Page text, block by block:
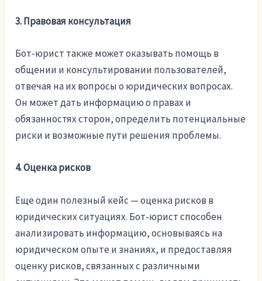
3. Правовая консультация
Бот-юрист также может оказывать помощь в
общении и консультировании пользователей,
отвечая на их вопросы о юридических вопросах.
Он может дать информацию о правах и
обязанностях сторон, определить потенциальные
риски и возможные пути решения проблемы.
4. Оценка рисков
Еще один полезный кейс — оценка рисков в
юридических ситуациях. Бот-юрист способен
анализировать информацию, основываясь на
юридическом опыте и знаниях, и предоставляя
оценку рисков, связанных с различными